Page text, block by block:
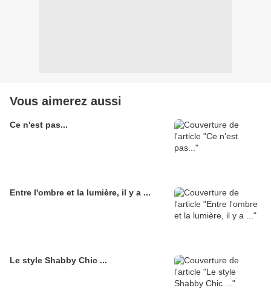
Vous aimerez aussi
Ce n'est pas...
Entre l'ombre et la lumière, il y a ...
Le style Shabby Chic ...